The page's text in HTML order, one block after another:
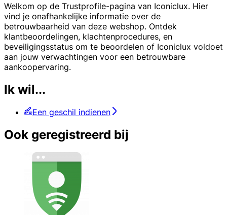
Welkom op de Trustprofile-pagina van Iconiclux. Hier
vind je onafhankelijke informatie over de
betrouwbaarheid van deze webshop. Ontdek
klantbeoordelingen, klachtenprocedures, en
beveiligingsstatus om te beoordelen of Iconiclux voldoet
aan jouw verwachtingen voor een betrouwbare
aankoopervaring.
Ik wil...
Een geschil indienen
Ook geregistreerd bij